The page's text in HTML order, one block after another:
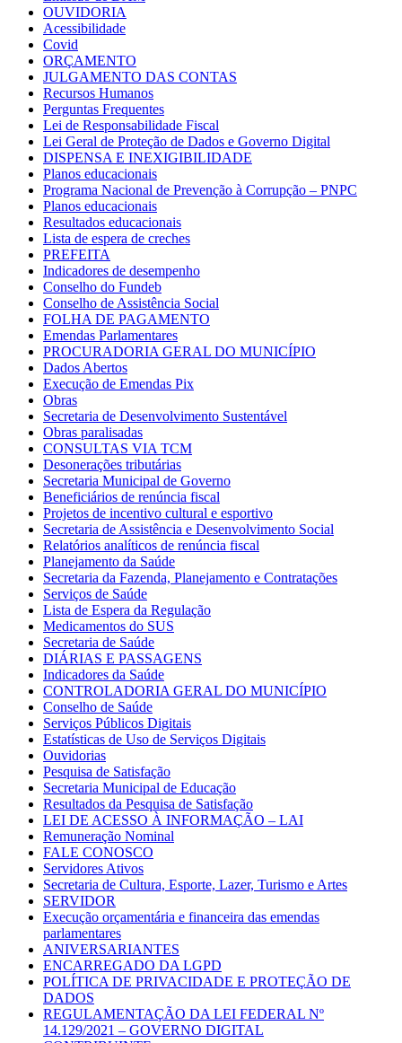
OUVIDORIA
Acessibilidade
Covid
ORÇAMENTO
JULGAMENTO DAS CONTAS
Recursos Humanos
Perguntas Frequentes
Lei de Responsabilidade Fiscal
Lei Geral de Proteção de Dados e Governo Digital
DISPENSA E INEXIGIBILIDADE
Planos educacionais
Programa Nacional de Prevenção à Corrupção – PNPC
Planos educacionais
Resultados educacionais
Lista de espera de creches
PREFEITA
Indicadores de desempenho
Conselho do Fundeb
Conselho de Assistência Social
FOLHA DE PAGAMENTO
Emendas Parlamentares
PROCURADORIA GERAL DO MUNICÍPIO
Dados Abertos
Execução de Emendas Pix
Obras
Secretaria de Desenvolvimento Sustentável
Obras paralisadas
CONSULTAS VIA TCM
Desonerações tributárias
Secretaria Municipal de Governo
Beneficiários de renúncia fiscal
Projetos de incentivo cultural e esportivo
Secretaria de Assistência e Desenvolvimento Social
Relatórios analíticos de renúncia fiscal
Planejamento da Saúde
Secretaria da Fazenda, Planejamento e Contratações
Serviços de Saúde
Lista de Espera da Regulação
Medicamentos do SUS
Secretaria de Saúde
DIÁRIAS E PASSAGENS
Indicadores da Saúde
CONTROLADORIA GERAL DO MUNICÍPIO
Conselho de Saúde
Serviços Públicos Digitais
Estatísticas de Uso de Serviços Digitais
Ouvidorias
Pesquisa de Satisfação
Secretaria Municipal de Educação
Resultados da Pesquisa de Satisfação
LEI DE ACESSO À INFORMAÇÃO – LAI
Remuneração Nominal
FALE CONOSCO
Servidores Ativos
Secretaria de Cultura, Esporte, Lazer, Turismo e Artes
SERVIDOR
Execução orçamentária e financeira das emendas
parlamentares
ANIVERSARIANTES
ENCARREGADO DA LGPD
POLÍTICA DE PRIVACIDADE E PROTEÇÃO DE
DADOS
REGULAMENTAÇÃO DA LEI FEDERAL Nº
14.129/2021 – GOVERNO DIGITAL